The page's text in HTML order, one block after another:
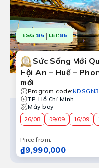
ESG:86 | LEI:86
Sức Sống Mới
Hội An – Huế –
mới
Program code:
TP. Hồ Chí Minh
Máy bay
26/08
09/09 16/09
Price from:
₫9,990,000